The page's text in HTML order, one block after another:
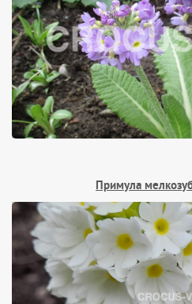
Примула